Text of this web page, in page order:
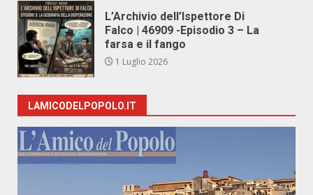
L’Archivio dell’Ispettore Di
Falco | 46909 -Episodio 3 – La
farsa e il fango
1 Luglio 2026
LAMICODELPOPOLO.IT